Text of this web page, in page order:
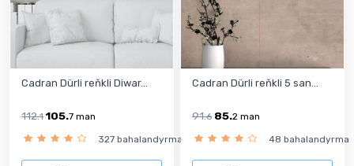
Cadran Dürli reňkli Diwar...
112.1 105.7 man
327 bahalandyrma
Cadran Dürli reňkli 5 san...
91.6 85.2 man
48 bahalandyrma